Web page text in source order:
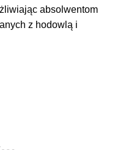
absolwentom
z hodowlą i